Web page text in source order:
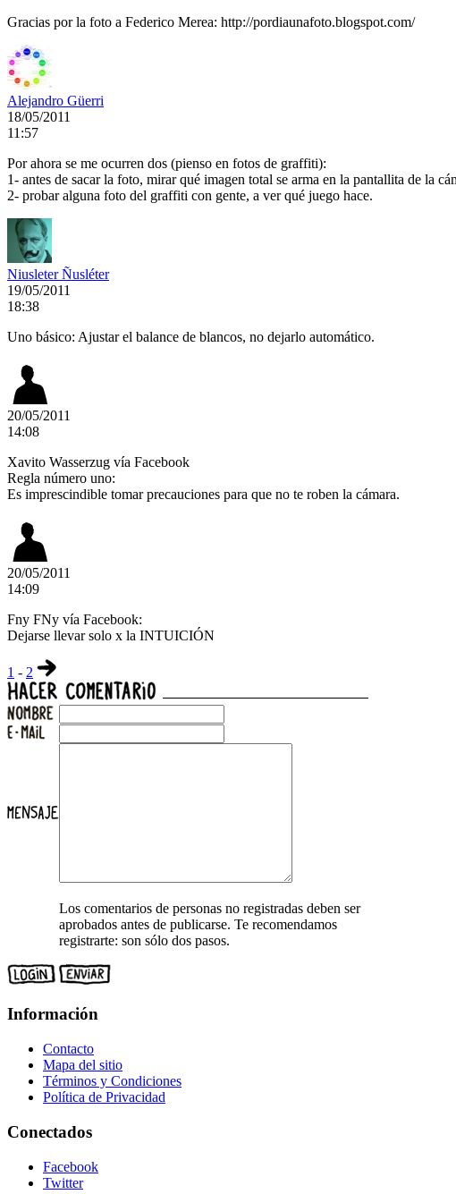
Gracias por la foto a Federico Merea: http://pordiaunafoto.blogspot.com/
Alejandro Güerri
18/05/2011
11:57
Por ahora se me ocurren dos (pienso en fotos de graffiti):
1- antes de sacar la foto, mirar qué imagen total se arma en la pantallita de la
2- probar alguna foto del graffiti con gente, a ver qué juego hace.
Niusleter Ñusléter
19/05/2011
18:38
Uno básico: Ajustar el balance de blancos, no dejarlo automático.
20/05/2011
14:08
Xavito Wasserzug vía Facebook
Regla número uno:
Es imprescindible tomar precauciones para que no te roben la cámara.
20/05/2011
14:09
Fny FNy vía Facebook:
Dejarse llevar solo x la INTUICIÓN
1 - 2
Los comentarios de personas no registradas deben ser
aprobados antes de publicarse. Te recomendamos
registrarte: son sólo dos pasos.
Información
Contacto
Mapa del sitio
Términos y Condiciones
Política de Privacidad
Conectados
Facebook
Twitter